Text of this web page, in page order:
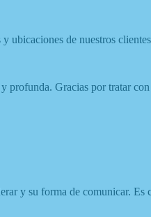
ubicaciones de nuestros
y profunda. Gracias por tratar
y su forma de comunicar. Es